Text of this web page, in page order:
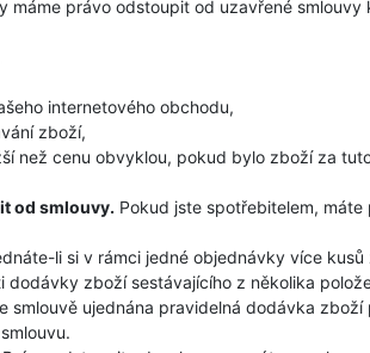
máme právo odstoupit od uzavřené
internetového obchodu,
zboží,
než cenu obvyklou, pokud bylo zboží za
od smlouvy. Pokud jste spotřebitelem,
li si v rámci jedné objednávky více
zboží sestávajícího z několika
ujednána pravidelná dodávka zboží